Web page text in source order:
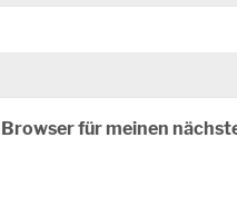
für meinen